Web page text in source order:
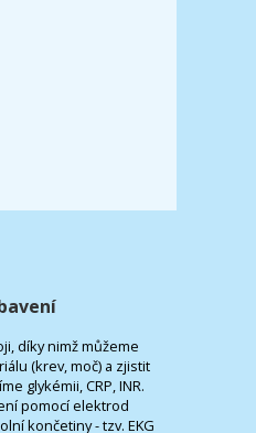
díky nimž můžeme
(krev, moč) a zjistit
glykémii, CRP, INR.
pomocí elektrod
končetiny - tzv. EKG